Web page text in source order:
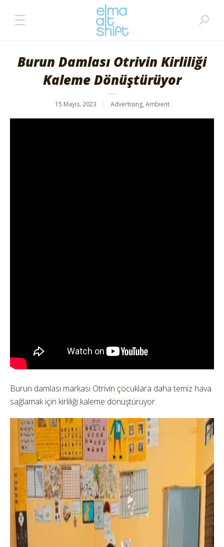
Burun Damlası Otrivin Kirliliği
Kaleme Dönüştürüyor
15 Mayıs, 2023 Advertising, Ambient
Burun damlası markası Otrivin çocuklara daha temiz hava
sağlamak için kirliliği kaleme dönüştürüyor.